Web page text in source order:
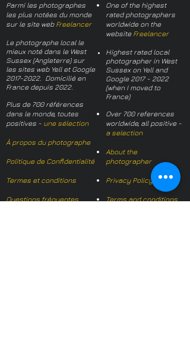
Parmi les photographes
les plus notées du monde
sur le site web Freelancer
Le photographe local le
mieux noté dans le West
Sussex (Angleterre) sur
les sites web Yell et Google
2017-2022. Domicilié en
France depuis 2022.
Plus de 700 références
dans le monde, toutes
positives - une sélection
À propos du photographe
Politique de Confidentialité
Termes et conditions
Questions fréquentes
One of the highest
rated photographers
worldwide on the
website Freelancer
Highest rated local
photographer in West
Sussex on Yell and
Google 2017 - 2022
(when I moved to
France)
Over 700 references
worldwide, all positive -
a selection
About the
photographer
Privacy Policy
Terms and conditions